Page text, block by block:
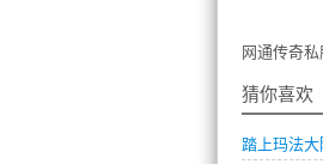
网通传奇
猜你喜欢